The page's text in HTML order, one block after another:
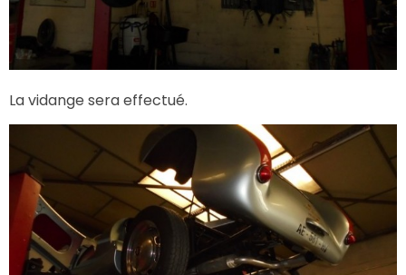
La vidange sera effectué.